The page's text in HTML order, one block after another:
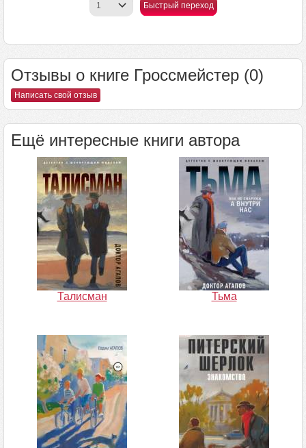
Быстрый переход
Отзывы о книге Гроссмейстер (0)
Написать свой отзыв
Ещё интересные книги автора
Талисман Тьма